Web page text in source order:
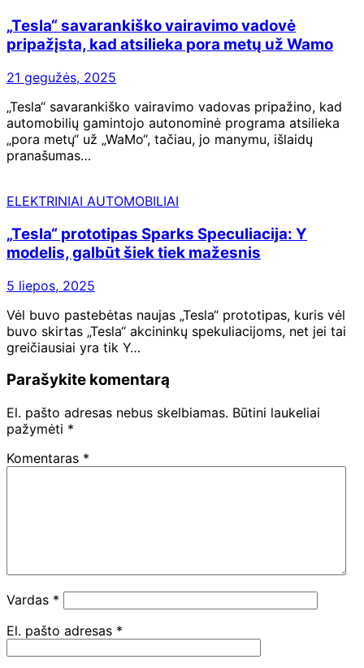
„Tesla“ savarankiško vairavimo vadovė
pripažįsta, kad atsilieka pora metų už Wamo
21 gegužės, 2025
„Tesla“ savarankiško vairavimo vadovas pripažino, kad
automobilių gamintojo autonominė programa atsilieka
„pora metų“ už „WaMo“, tačiau, jo manymu, išlaidų
pranašumas…
ELEKTRINIAI AUTOMOBILIAI
„Tesla“ prototipas Sparks Speculiacija: Y
modelis, galbūt šiek tiek mažesnis
5 liepos, 2025
Vėl buvo pastebėtas naujas „Tesla“ prototipas, kuris vėl
buvo skirtas „Tesla“ akcininkų spekuliacijoms, net jei tai
greičiausiai yra tik Y…
Parašykite komentarą
El. pašto adresas nebus skelbiamas. Būtini laukeliai
pažymėti *
Komentaras *
Vardas *
El. pašto adresas *